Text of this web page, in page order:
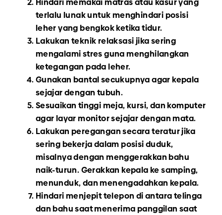
terlalu lunak untuk menghindari posisi
leher yang bengkok ketika tidur.
Lakukan teknik relaksasi jika sering
mengalami stres guna menghilangkan
ketegangan pada leher.
Gunakan bantal secukupnya agar kepala
sejajar dengan tubuh.
Sesuaikan tinggi meja, kursi, dan komputer
agar layar monitor sejajar dengan mata.
Lakukan peregangan secara teratur jika
sering bekerja dalam posisi duduk,
misalnya dengan menggerakkan bahu
naik-turun. Gerakkan kepala ke samping,
menunduk, dan menengadahkan kepala.
Hindari menjepit telepon di antara telinga
dan bahu saat menerima panggilan saat